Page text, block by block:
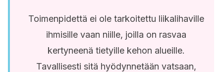
Toimenpidettä ei ole tarkoitettu liikalihaville
ihmisille vaan niille, joilla on rasvaa
kertyneenä tietyille kehon alueille.
Tavallisesti sitä hyödynnetään vatsaan,